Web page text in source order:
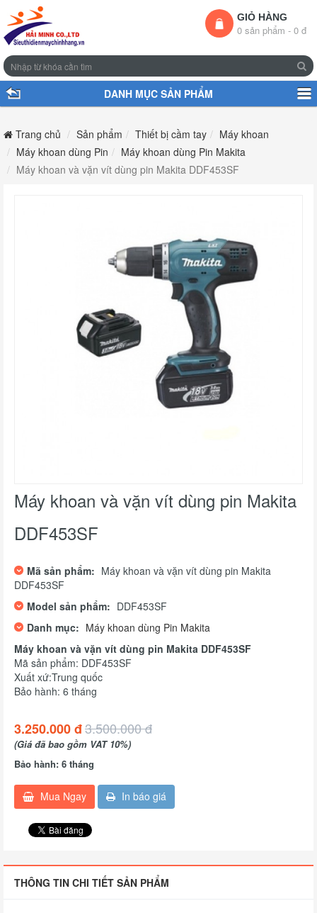
GIỎ HÀNG
0 sản phẩm - 0 đ
DANH MỤC SẢN PHẨM
Trang chủ Sản phẩm Thiết bị cầm tay
Máy khoan
Máy khoan dùng Pin
Máy khoan dùng Pin Makita
Máy khoan và vặn vít dùng pin Makita DDF453SF
Máy khoan và vặn vít dùng pin Makita
DDF453SF
Mã sản phẩm: Máy khoan và vặn vít dùng pin Makita
DDF453SF
Model sản phẩm: DDF453SF
Danh mục: Máy khoan dùng Pin Makita
Máy khoan và vặn vít dùng pin Makita DDF453SF
Mã sản phẩm: DDF453SF
Xuất xứ:Trung quốc
Bảo hành: 6 tháng
3.250.000 đ3.500.000 đ
(Giá đã bao gồm VAT 10%)
Bảo hành: 6 tháng
Mua Ngay In báo giá
THÔNG TIN CHI TIẾT SẢN PHẨM